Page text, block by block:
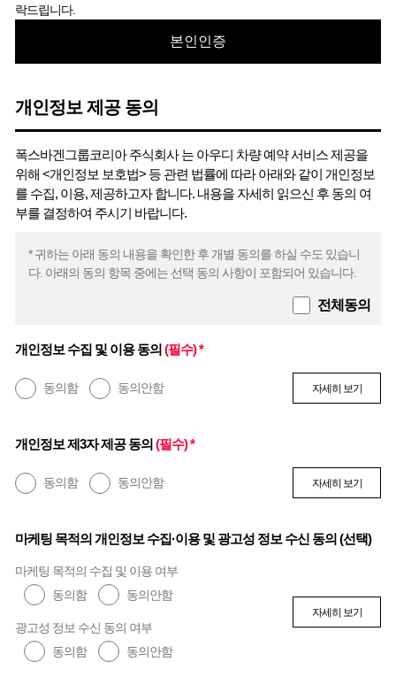
락드립니다.
본인인증
개인정보 제공 동의
폭스바겐그룹코리아 주식회사 는 아우디 차량 예약 서비스 제공을
위해 <개인정보 보호법> 등 관련 법률에 따라 아래와 같이 개인정보
를 수집, 이용, 제공하고자 합니다. 내용을 자세히 읽으신 후 동의 여
부를 결정하여 주시기 바랍니다.
* 귀하는 아래 동의 내용을 확인한 후 개별 동의를 하실 수도 있습니
다. 아래의 동의 항목 중에는 선택 동의 사항이 포함되어 있습니다.
전체동의
개인정보 수집 및 이용 동의 (필수) *
동의함 동의안함 자세히 보기
개인정보 제3자 제공 동의 (필수) *
동의함 동의안함 자세히 보기
마케팅 목적의 개인정보 수집·이용 및 광고성 정보 수신 동의 (선택)
마케팅 목적의 수집 및 이용 여부
동의함
동의안함
광고성 정보 수신 동의 여부
동의함
동의안함
자세히 보기